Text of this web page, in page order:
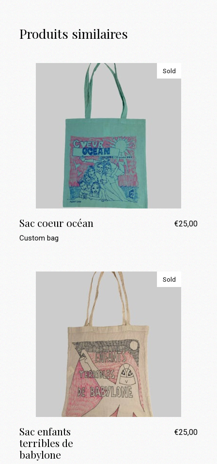
Produits similaires
Sold
Sac coeur océan €25,00
Custom bag
Sold
Sac enfants
terribles de
babylone
€25,00